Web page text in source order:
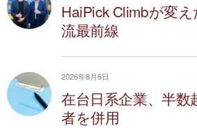
HaiPick Climbが変
流最前線
2026年8月6日
在台日系企業、半数
者を併用